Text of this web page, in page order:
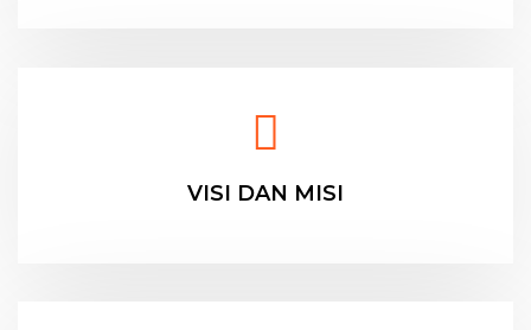
VISI DAN MISI